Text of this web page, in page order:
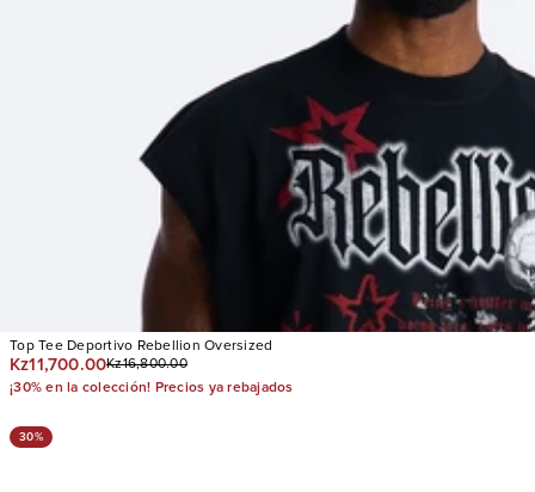
Top Tee Deportivo Rebellion Oversized
Kz11,700.00Kz16,800.00
¡30% en la colección! Precios ya rebajados
30%